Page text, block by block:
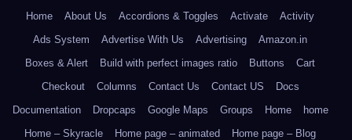
Home
About Us Accordions & Toggles Activate
Activity
Ads System
Advertise With Us Advertising
Amazon.in
Boxes & Alert
Build with perfect images ratio Buttons
Cart
Checkout
Columns Contact Us Contact US
Docs
Documentation
Dropcaps Google Maps Groups Home
home
Home – Skyracle
Home page – animated
Home page – Blog